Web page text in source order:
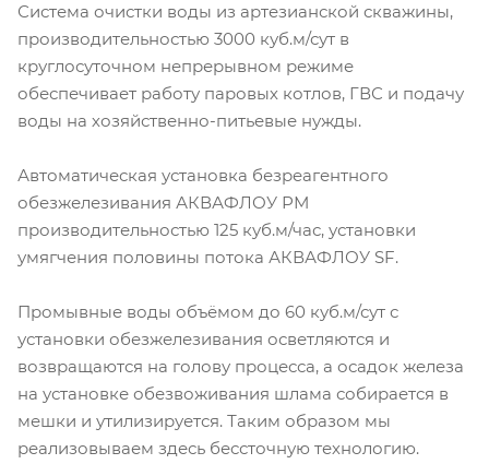
Система очистки воды из артезианской скважины,
производительностью 3000 куб.м/сут в
круглосуточном непрерывном режиме
обеспечивает работу паровых котлов, ГВС и подачу
воды на хозяйственно-питьевые нужды.
Автоматическая установка безреагентного
обезжелезивания АКВАФЛОУ РМ
производительностью 125 куб.м/час, установки
умягчения половины потока АКВАФЛОУ SF.
Промывные воды объёмом до 60 куб.м/сут с
установки обезжелезивания осветляются и
возвращаются на голову процесса, а осадок железа
на установке обезвоживания шлама собирается в
мешки и утилизируется. Таким образом мы
реализовываем здесь бессточную технологию.